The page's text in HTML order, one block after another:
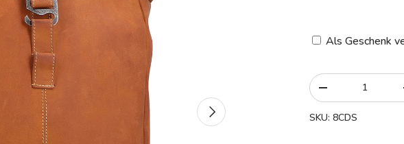
Nächste
Als Geschenk
Anzahl
-
SKU: 8CDS